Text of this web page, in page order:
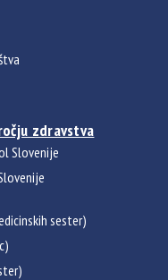
zdravstva
Slovenije
sester)